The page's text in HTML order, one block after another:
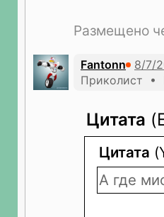
Размещено
Fantonn
Приколист •
Цитата
Цитата
А где